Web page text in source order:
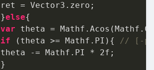
ret = Vector3.zero;
}else
var theta =
if (theta >= Mathf.PI){ // [-
theta -= Mathf.PI * 2f ;